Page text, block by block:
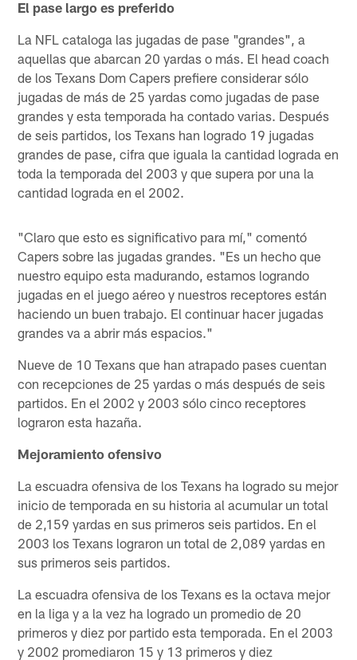
El pase largo es preferido
La NFL cataloga las jugadas de pase "grandes", a
aquellas que abarcan 20 yardas o más. El head coach
de los Texans Dom Capers prefiere considerar sólo
jugadas de más de 25 yardas como jugadas de pase
grandes y esta temporada ha contado varias. Después
de seis partidos, los Texans han logrado 19 jugadas
grandes de pase, cifra que iguala la cantidad lograda en
toda la temporada del 2003 y que supera por una la
cantidad lograda en el 2002.
"Claro que esto es significativo para mí," comentó
Capers sobre las jugadas grandes. "Es un hecho que
nuestro equipo esta madurando, estamos logrando
jugadas en el juego aéreo y nuestros receptores están
haciendo un buen trabajo. El continuar hacer jugadas
grandes va a abrir más espacios."
Nueve de 10 Texans que han atrapado pases cuentan
con recepciones de 25 yardas o más después de seis
partidos. En el 2002 y 2003 sólo cinco receptores
lograron esta hazaña.
Mejoramiento ofensivo
La escuadra ofensiva de los Texans ha logrado su mejor
inicio de temporada en su historia al acumular un total
de 2,159 yardas en sus primeros seis partidos. En el
2003 los Texans lograron un total de 2,089 yardas en
sus primeros seis partidos.
La escuadra ofensiva de los Texans es la octava mejor
en la liga y a la vez ha logrado un promedio de 20
primeros y diez por partido esta temporada. En el 2003
y 2002 promediaron 15 y 13 primeros y diez